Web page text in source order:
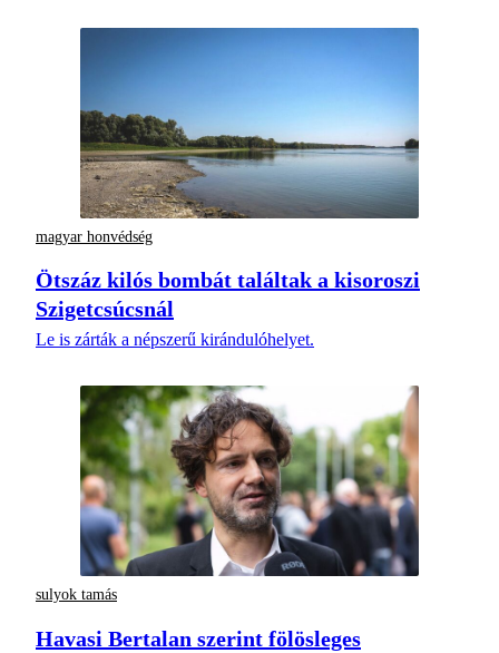
magyar honvédség
Ötszáz kilós bombát találtak a kisoroszi
Szigetcsúcsnál
Le is zárták a népszerű kirándulóhelyet.
sulyok tamás
Havasi Bertalan szerint fölösleges